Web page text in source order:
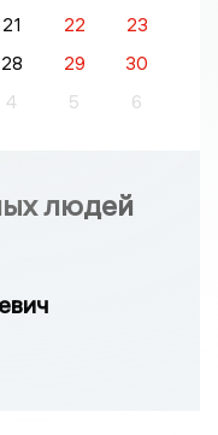
21 22
23
28 29
30
4 5 6
людей